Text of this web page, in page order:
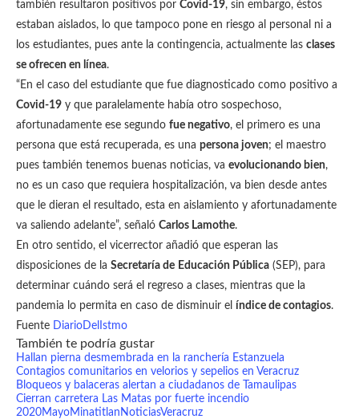
también resultaron positivos por Covid-19, sin embargo, éstos
estaban aislados, lo que tampoco pone en riesgo al personal ni a
los estudiantes, pues ante la contingencia, actualmente las clases
se ofrecen en línea.
“En el caso del estudiante que fue diagnosticado como positivo a
Covid-19 y que paralelamente había otro sospechoso,
afortunadamente ese segundo fue negativo, el primero es una
persona que está recuperada, es una persona joven; el maestro
pues también tenemos buenas noticias, va evolucionando bien,
no es un caso que requiera hospitalización, va bien desde antes
que le dieran el resultado, esta en aislamiento y afortunadamente
va saliendo adelante”, señaló Carlos Lamothe.
En otro sentido, el vicerrector añadió que esperan las
disposiciones de la Secretaría de Educación Pública (SEP), para
determinar cuándo será el regreso a clases, mientras que la
pandemia lo permita en caso de disminuir el índice de contagios.
Fuente
DiarioDelIstmo
También te podría gustar
Hallan pierna desmembrada en la ranchería Estanzuela
Contagios comunitarios en velorios y sepelios en Veracruz
Bloqueos y balaceras alertan a ciudadanos de Tamaulipas
Cierran carretera Las Matas por fuerte incendio
2020MayoMinatitlan NoticiasVeracruz